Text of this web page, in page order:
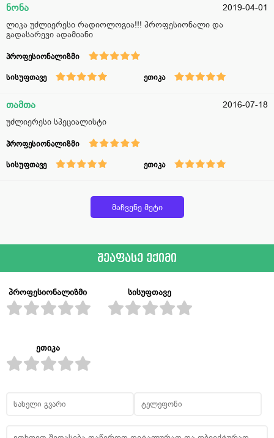
ნონა
2019-04-01
ლიკა უძლიერესი რადიოლოგია!!! პროფესიონალი და
გადასარევი ადამიანი
პროფესიონალიზმი
სისუფთავე ეთიკა
თამთა
2016-07-18
უძლიერესი სპეციალისტი
პროფესიონალიზმი
სისუფთავე ეთიკა
მაჩვენე მეტი
შეაფასე ექიმი
პროფესიონალიზმი სისუფთავე
ეთიკა